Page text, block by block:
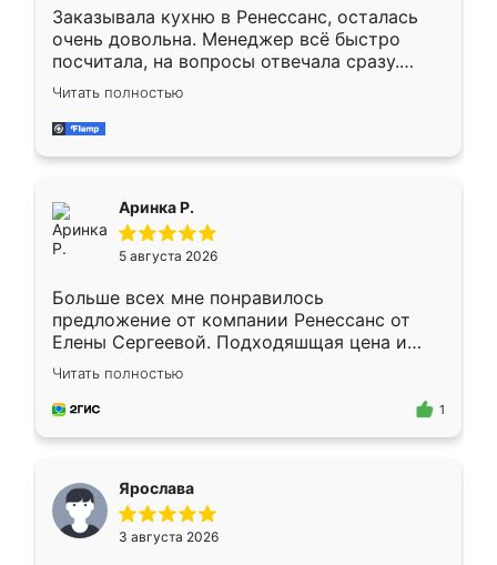
Заказывала кухню в Ренессанс, осталась
очень довольна. Менеджер всё быстро
посчитала, на вопросы отвечала сразу.
Замерщик приехал в субботу, подошёл к
делу со всей ответственностью. Собрали
за день, ребята работали аккуратно, даже
Читать полностью
Аринка Р.
5 августа 2026
Больше всех мне понравилось
предложение от компании Ренессанс от
Елены Сергеевой. Подходяшщая цена и
короткие сроки изготовления. Приехавший
для замера сотрудник Владислав
предложил по моему эскизу самый
Читать полностью
1
Ярослава
3 августа 2026